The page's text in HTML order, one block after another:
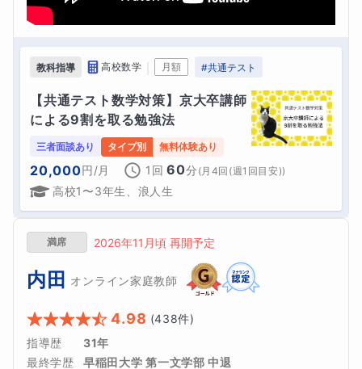
教科指導 高校数学 月額 #共通テスト
【共通テスト数学対策】京大卒講師
による9割を取る勉強法
三者面談あり タイプ別 無料体験あり
20,000円/月 1回 60分 (月4回(週1回目安))
高校1〜3年生、浪人生
満席 2026年11月頃 再開予定
内田 オンライン家庭教師
4.98 (438件)
指導歴
31年
最終学歴
早稲田大学 第一文学部 中退